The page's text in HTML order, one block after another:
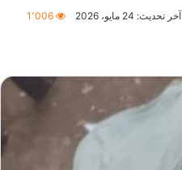
آخر تحديث: 24 مايو، 2026 1٬006